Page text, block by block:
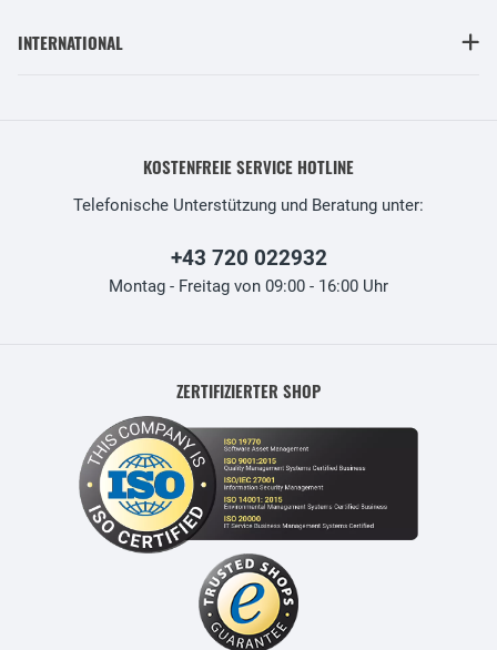
INTERNATIONAL
KOSTENFREIE SERVICE HOTLINE
Telefonische Unterstützung und Beratung unter:
+43 720 022932
Montag - Freitag von 09:00 - 16:00 Uhr
ZERTIFIZIERTER SHOP